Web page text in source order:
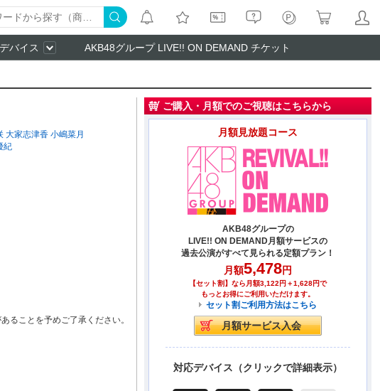
デバイス AKB48グループ LIVE!! ON DEMAND チケット
大家志津香 小嶋菜月
紀
ることを予めご了承ください。
ご購入・月額でのご視聴はこちらから
月額見放題コース
AKB48グループの
LIVE!! ON DEMAND月額サービスの
過去公演がすべて見られる定額プラン！
月額5,478円
【セット割】なら月額3,122円＋1,628円で
もっとお得にご利用いただけます。
セット割ご利用方法はこちら
対応デバイス（クリックで詳細表示）